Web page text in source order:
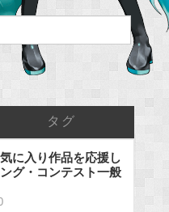
タグ
に入り作品を応援し
グ・コンテスト一般